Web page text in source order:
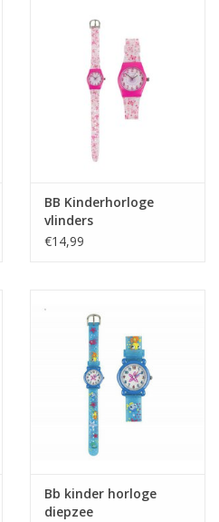
BB Kinderhorloge
vlinders
€14,99
Bb kinder horloge
diepzee